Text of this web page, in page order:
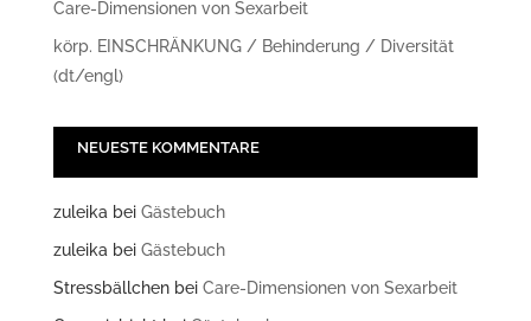
Care-Dimensionen von Sexarbeit
körp. EINSCHRÄNKUNG / Behinderung / Diversität
(dt/engl)
NEUESTE KOMMENTARE
zuleikabei Gästebuch
zuleikabei Gästebuch
Stressbällchenbei Care-Dimensionen von Sexarbeit